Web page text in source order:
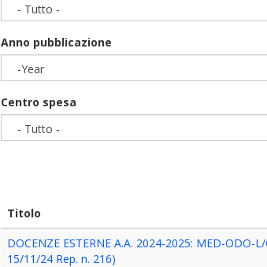
- Tutto -
Anno pubblicazione
-Year
Centro spesa
- Tutto -
Titolo
DOCENZE ESTERNE A.A. 2024-2025: MED-ODO-
15/11/24 Rep. n. 216)